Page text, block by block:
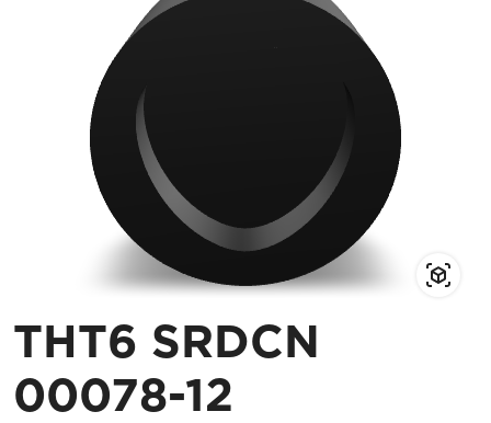
THT6 SRDCN
00078-12